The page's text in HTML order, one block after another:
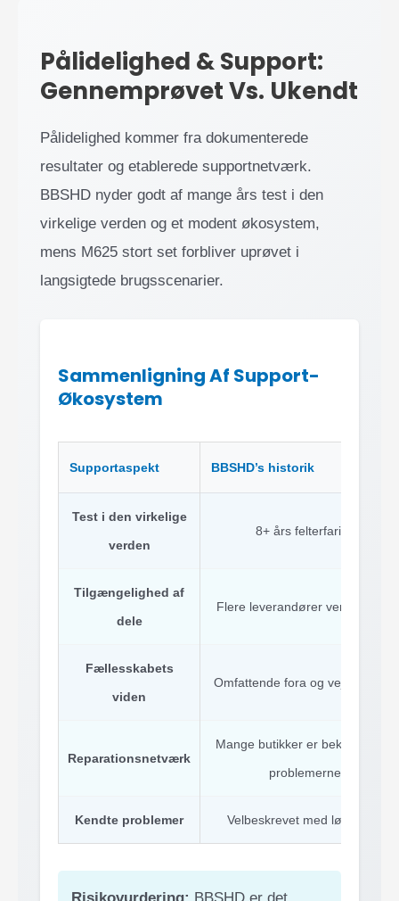
Pålidelighed & Support:
Gennemprøvet Vs. Ukendt
Pålidelighed kommer fra dokumenterede
resultater og etablerede supportnetværk.
BBSHD nyder godt af mange års test i den
virkelige verden og et modent økosystem,
mens M625 stort set forbliver uprøvet i
langsigtede brugsscenarier.
Sammenligning Af Support-
Økosystem
Supportaspekt BBSHD’s historik
Test i den virkelige
verden
8+ års felterfaring
Tilgængelighed af
dele
Flere leverandører verden over
Fællesskabets
viden
Omfattende fora og vejledninger
Reparationsnetværk
Mange butikker er bekendt med
problemerne
Kendte problemer Velbeskrevet med løsninger